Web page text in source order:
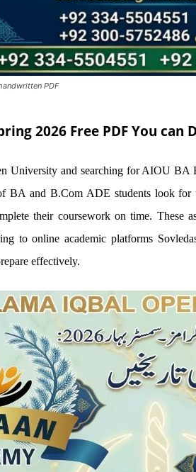
PDF
2026 Free PDF You can
University and searching for AIOU BA
BA and B.Com ADE students look for
their coursework on time. These
to online academic platforms
effectively.